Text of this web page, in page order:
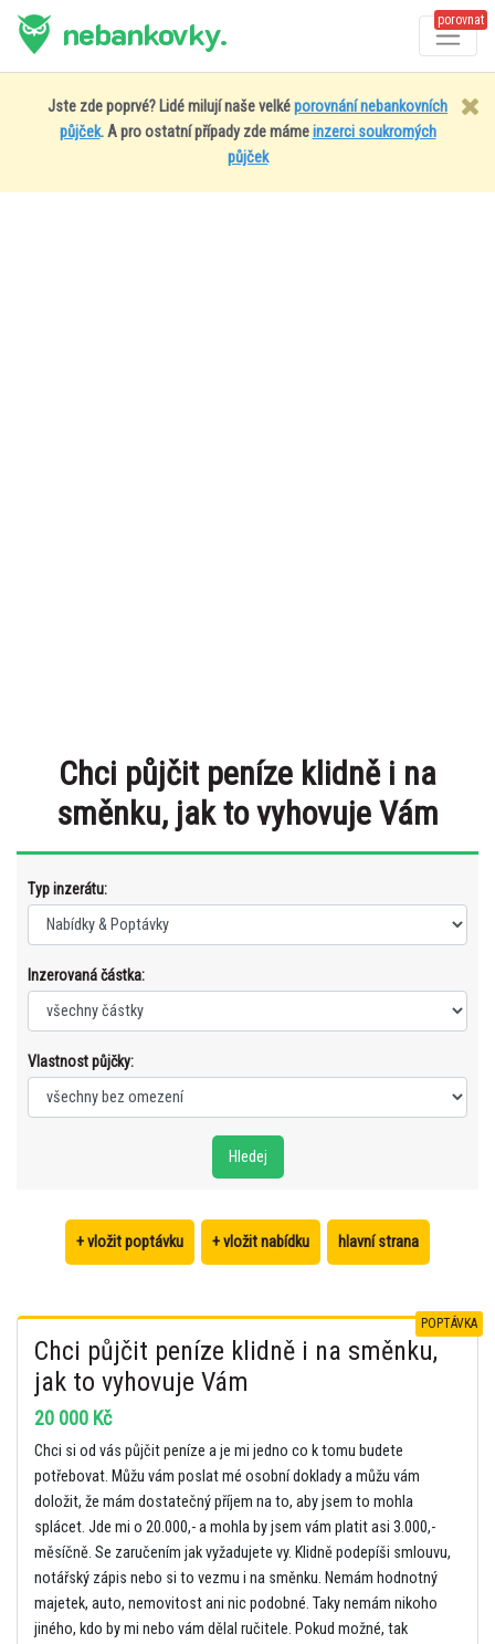
nebankovky. porovnat
Jste zde poprvé? Lidé milují naše velképorovnání nebankovních
půjček. A pro ostatní případy zde mámeinzerci soukromých
půjček
Chci půjčit peníze klidně i na
směnku, jak to vyhovuje Vám
Typ inzerátu:
Inzerovaná částka:
Vlastnost půjčky:
+ vložit poptávku + vložit nabídku hlavní strana
POPTÁVKA
Chci půjčit peníze klidně i na směnku,
jak to vyhovuje Vám
20 000 Kč
Chci si od vás půjčit peníze a je mi jedno co k tomu budete
potřebovat. Můžu vám poslat mé osobní doklady a můžu vám
doložit, že mám dostatečný příjem na to, aby jsem to mohla
splácet. Jde mi o 20.000,- a mohla by jsem vám platit asi 3.000,-
měsíčně. Se zaručením jak vyžadujete vy. Klidně podepíši smlouvu,
notářský zápis nebo si to vezmu i na směnku. Nemám hodnotný
majetek, auto, nemovitost ani nic podobné. Taky nemám nikoho
jiného, kdo by mi nebo vám dělal ručitele. Pokud možné, tak